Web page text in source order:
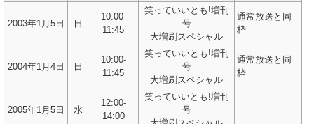
2003年1月5日 日
10:00-
11:45
笑っていいとも!増刊
号
大増刷スペシャル
通常放送と同
枠
2004年1月4日 日
10:00-
11:45
笑っていいとも!増刊
号
大増刷スペシャル
通常放送と同
枠
2005年1月5日 水
12:00-
14:00
笑っていいとも!増刊
号